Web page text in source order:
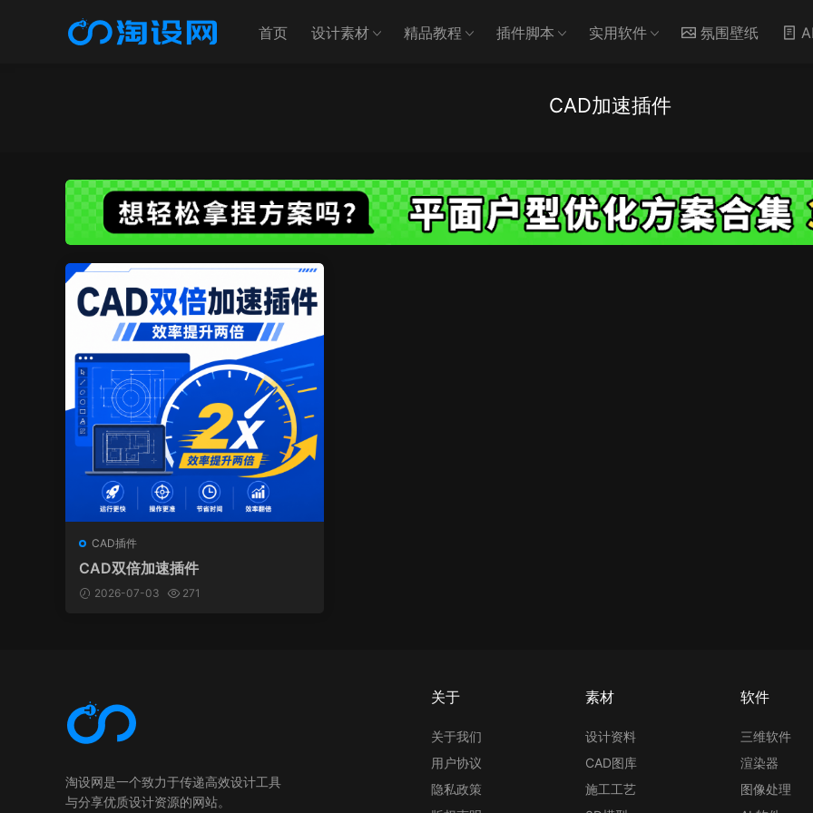
首页 设计素材 精品教程 插件脚本 实用软件 氛围壁纸
CAD加速插件
CAD插件
CAD双倍加速插件
2026-07-03 271
淘设网是一个致力于传递高效设计工具
与分享优质设计资源的网站。
关于
关于我们
用户协议
隐私政策
素材
设计资料
CAD图库
施工工艺
软件
三维软件
渲染器
图像处理